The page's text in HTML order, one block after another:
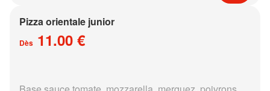
Pizza orientale junior
Dès 11.00 €